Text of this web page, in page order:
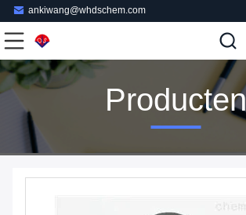
ankiwang@whdschem.com
Producten